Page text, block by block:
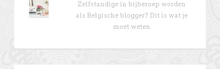
Zelfstandige in bijberoep worden
als Belgische blogger? Dit is wat je
moet weten